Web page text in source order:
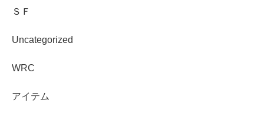
ＳＦ
Uncategorized
WRC
アイテム